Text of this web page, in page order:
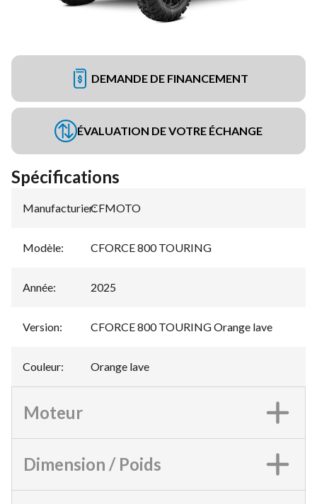
DEMANDE DE FINANCEMENT
ÉVALUATION DE VOTRE ÉCHANGE
Spécifications
Manufacturier:
CFMOTO
Modèle: CFORCE 800 TOURING
Année: 2025
Version: CFORCE 800 TOURING Orange lave
Couleur: Orange lave
Moteur
Dimension / Poids